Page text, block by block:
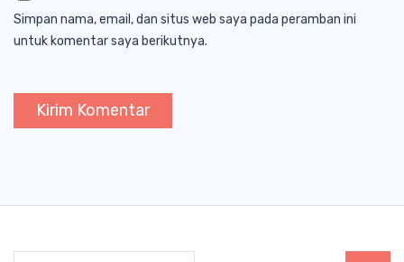
Simpan nama, email, dan situs web saya pada peramban ini
untuk komentar saya berikutnya.